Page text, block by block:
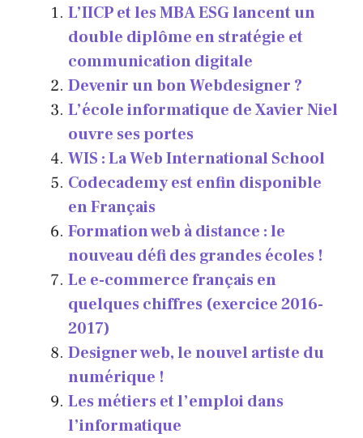
L’IICP et les MBA ESG lancent un
double diplôme en stratégie et
communication digitale
Devenir un bon Webdesigner ?
L’école informatique de Xavier Niel
ouvre ses portes
WIS : La Web International School
Codecademy est enfin disponible
en Français
Formation web à distance : le
nouveau défi des grandes écoles !
Le e-commerce français en
quelques chiffres (exercice 2016-
2017)
Designer web, le nouvel artiste du
numérique !
Les métiers et l’emploi dans
l’informatique